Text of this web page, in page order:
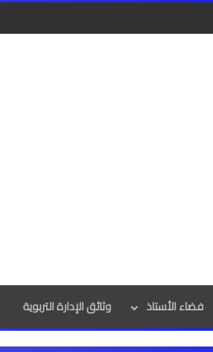
فضاء الأستاذ وثائق الإدارة التربوية